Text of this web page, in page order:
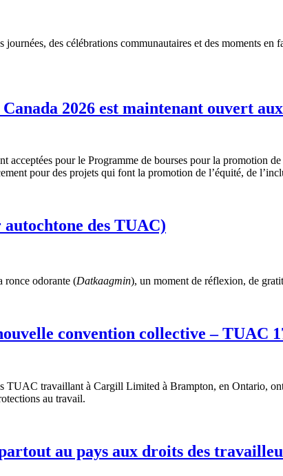
des célébrations communautaires et des moments en
2026 est maintenant ouvert
acceptées pour le Programme de bourses pour la promotion
pour des projets qui font la promotion de l’équité, de
des TUAC)
ronce odorante (Datkaagmin), un moment de réflexion, de
convention collective – TUAC
TUAC travaillant à Cargill Limited à Brampton, en Ontario,
au travail.
au pays aux droits des